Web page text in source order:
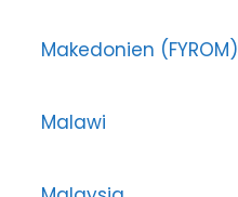
Makedonien (FYROM)
Malawi